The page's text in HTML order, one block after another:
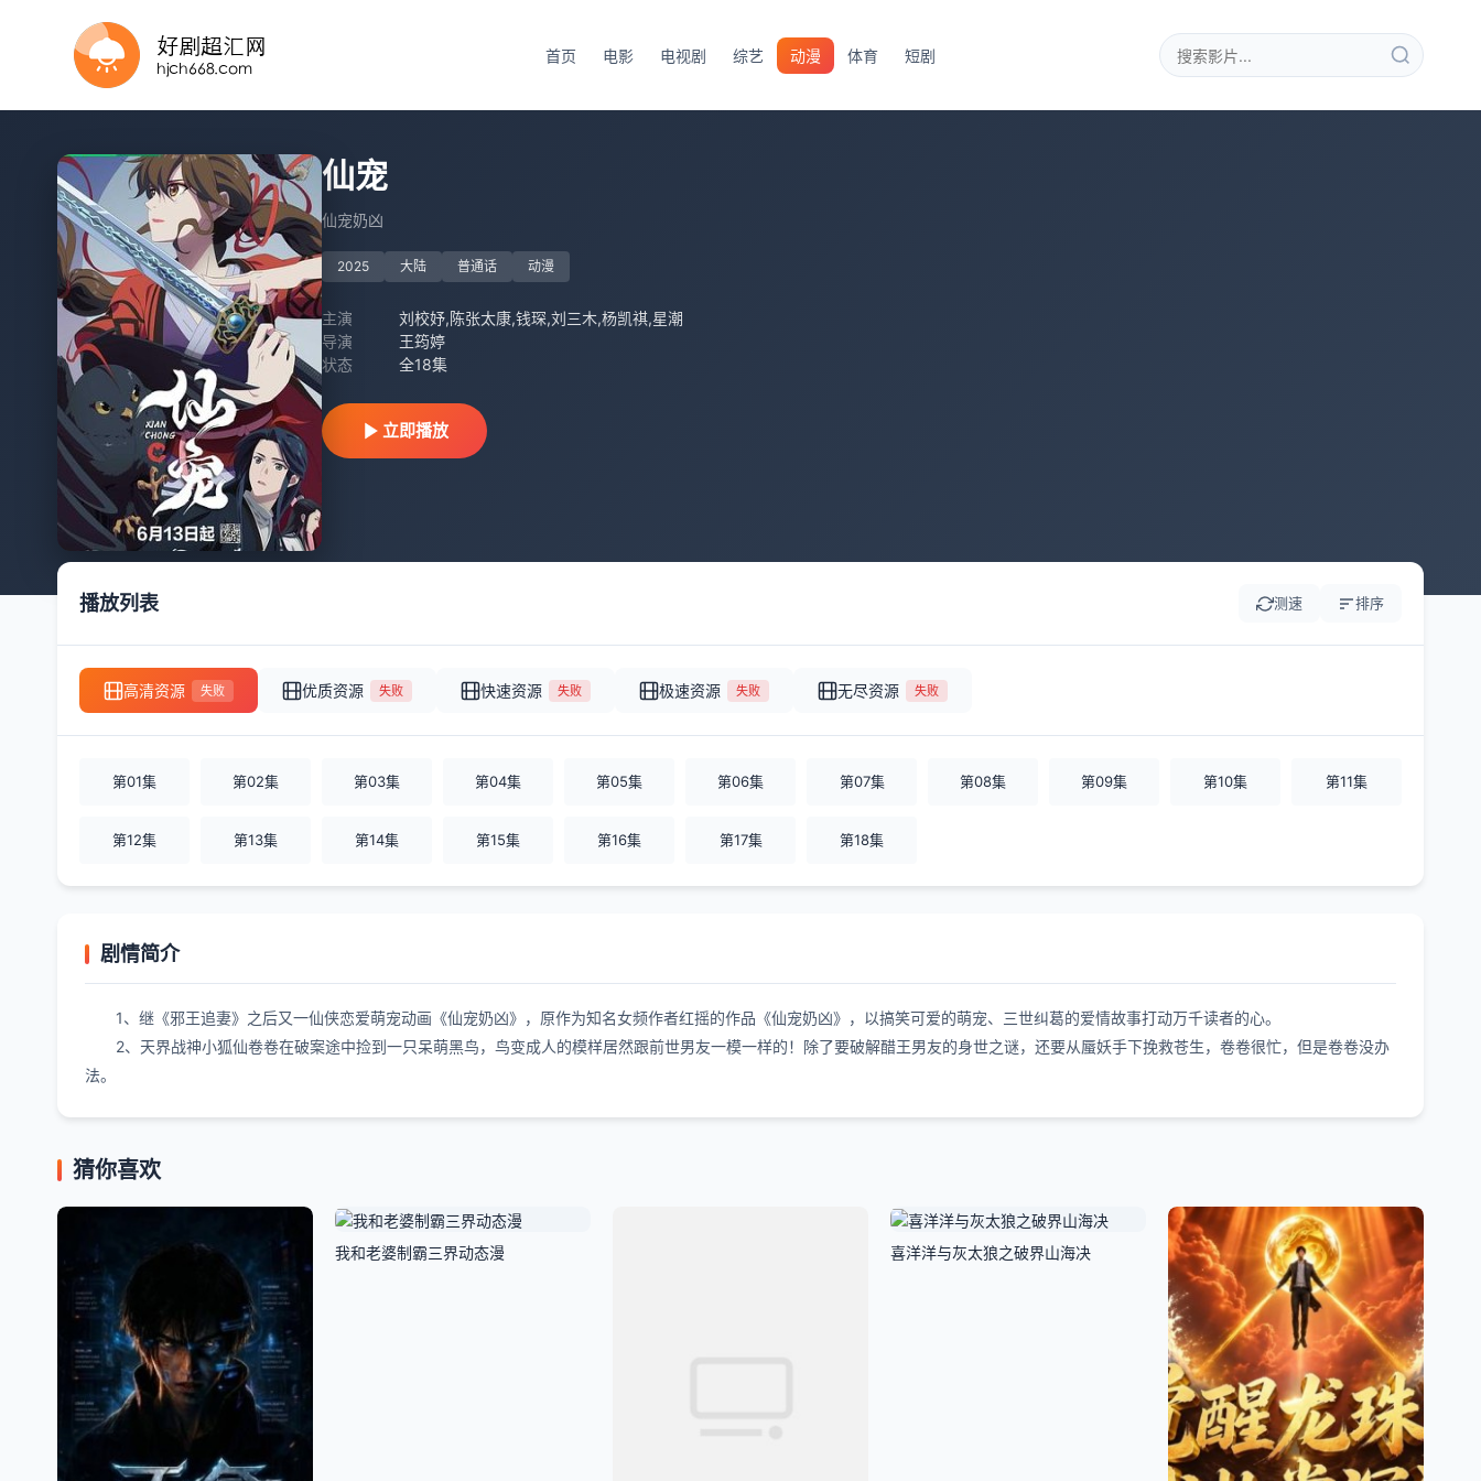
首页 电影 电视剧 综艺 动漫 体育 短剧
仙宠
仙宠奶凶
2025 大陆 普通话 动漫
主演
刘校妤,陈张太康,钱琛,刘三木,杨凯祺,星潮
导演
王筠婷
状态
全18集
立即播放
播放列表 测速 排序
高清资源 失败 优质资源 失败 快速资源 失败 极速资源 失败 无尽资源 失败
第01集 第02集 第03集 第04集 第05集 第06集 第07集 第08集 第09集 第10集 第11集
第12集 第13集 第14集 第15集 第16集 第17集 第18集
剧情简介
1、继《邪王追妻》之后又一仙侠恋爱萌宠动画《仙宠奶凶》，原作为知名女频作者红摇的作品《仙宠奶凶》，以搞笑可爱的萌宠、三世纠葛的爱情故事打动万千读者的心。
2、天界战神小狐仙卷卷在破案途中捡到一只呆萌黑鸟，鸟变成人的模样居然跟前世男友一模一样的！除了要破解醋王男友的身世之谜，还要从蜃妖手下挽救苍生，卷卷很忙，但是卷卷没办
法。
猜你喜欢
连载中 连载到10集
我和老婆制霸三界动态漫 喜洋洋与灰太狼之破界山海决